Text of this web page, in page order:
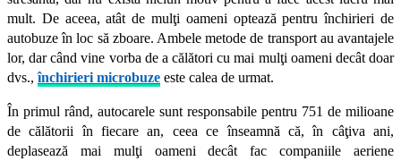
mult. De aceea, atât de mulţi oameni optează pentru închirieri de
autobuze în loc să zboare. Ambele metode de transport au avantajele
lor, dar când vine vorba de a călători cu mai mulţi oameni decât doar
dvs.,închirieri microbuze este calea de urmat.
În primul rând, autocarele sunt responsabile pentru 751 de milioane
de călătorii în fiecare an, ceea ce înseamnă că, în câţiva ani,
deplasează mai mulţi oameni decât fac companiile aeriene